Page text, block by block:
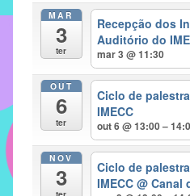
mecanismos
proporcionem
fortalecimento
sociais
profissionais
MAR
3
ter
Recepção dos
Auditório do
mar 3 @ 11:30
OUT
6
ter
Ciclo de
IMECC
out 6 @ 13:00 –
NOV
3
Ciclo de
IMECC@ Canal